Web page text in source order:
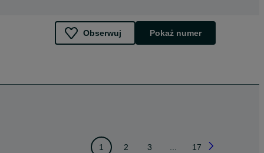
Obserwuj Pokaż numer
1 2 3 17